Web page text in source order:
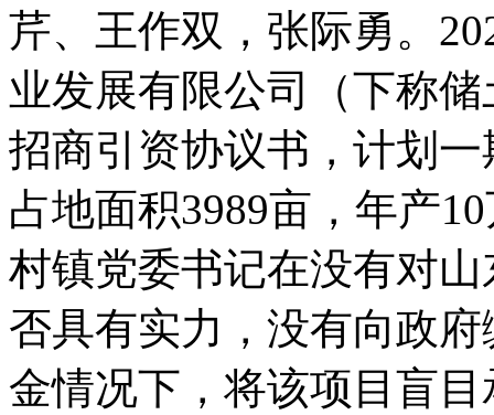
芹、王作双，张际勇。
业发展有限公司（下称
招商引资协议书，计划
占地面积3989亩，年产
村镇党委书记在没有对
否具有实力，没有向政
金情况下，将该项目盲